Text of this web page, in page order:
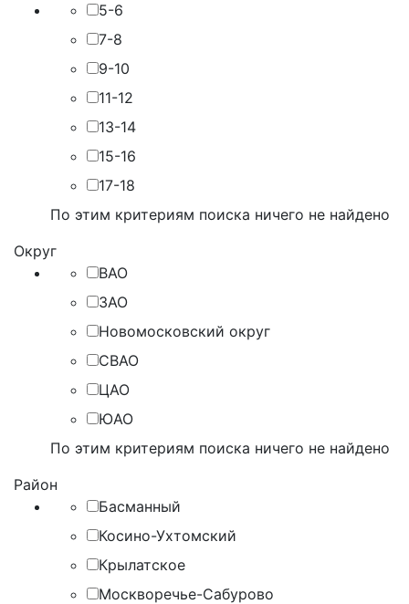
5-6
7-8
9-10
11-12
13-14
15-16
17-18
По этим критериям поиска ничего не найдено
Округ
ВАО
ЗАО
Новомосковский округ
СВАО
ЦАО
ЮАО
По этим критериям поиска ничего не найдено
Район
Басманный
Косино-Ухтомский
Крылатское
Москворечье-Сабурово